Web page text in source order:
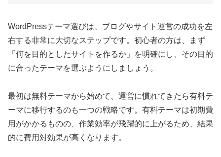
WordPressテーマ選びは、ブログやサイト運営の成功を左
右する非常に大切なステップです。初心者の方は、まず
「何を目的としたサイトを作るか」を明確にし、その目的
に合ったテーマを選ぶようにしましょう。
最初は無料テーマから始めて、運営に慣れてきたら有料テ
ーマに移行するのも一つの戦略です。有料テーマは初期費
用がかかるものの、作業効率が飛躍的に上がるため、結果
的に費用対効果が高くなります。